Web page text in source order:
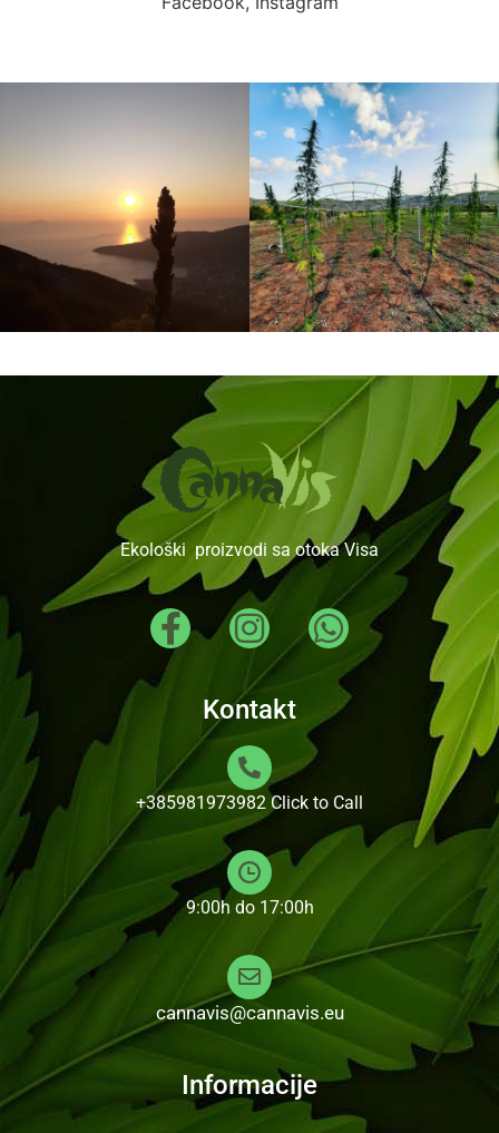
Ekološki proizvodi sa otoka Visa
Kontakt
+385981973982 Click to Call
9:00h do 17:00h
cannavis@cannavis.eu
Informacije